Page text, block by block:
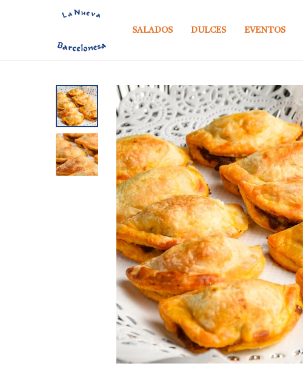
SALADOS DULCES EVENTOS